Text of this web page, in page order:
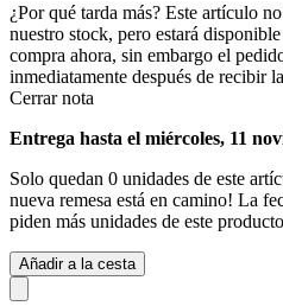
¿Por qué tarda más? Este artículo
nuestro stock, pero estará
compra ahora, sin embargo el
inmediatamente después de recibir
Cerrar nota
Entrega hasta el miércoles, 11
Solo quedan 0 unidades de este
nueva remesa está en camino! La
piden más unidades de este
Añadir a la cesta